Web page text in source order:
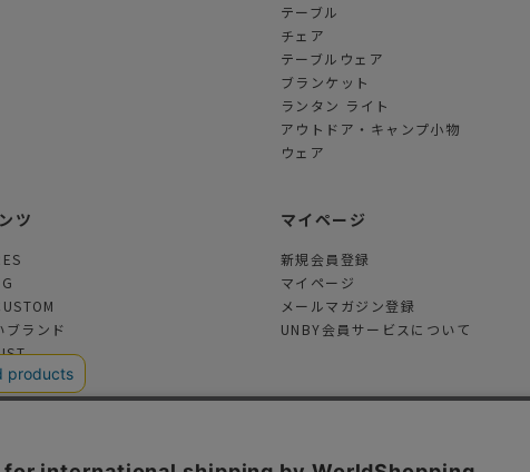
テーブル
チェア
テーブルウェア
ブランケット
ランタン ライト
アウトドア・キャンプ小物
ウェア
ツ
ブランド
マイページ
新規会員登録
マイページ
メールマガジン登録
UNBY会員サービスについて